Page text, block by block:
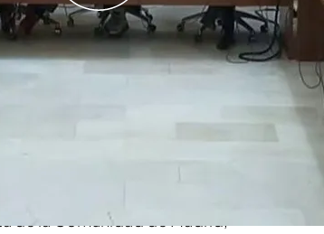
machista" delconcejal del
Ibáñez (MM), que
de la Comunidad de Madrid,